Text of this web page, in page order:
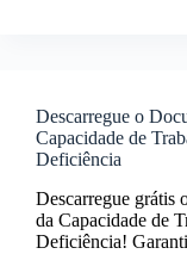
Descarregue o
Capacidade de
Deficiência
Descarregue grátis
da Capacidade de
Deficiência!